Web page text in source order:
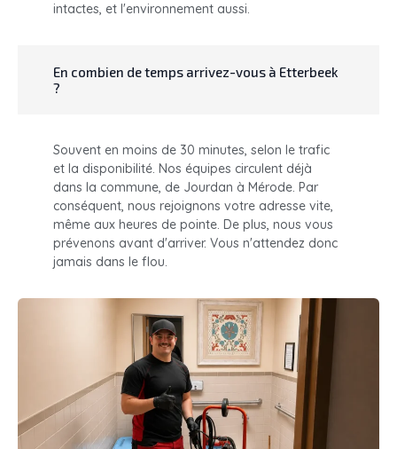
intactes, et l'environnement aussi.
En combien de temps arrivez-vous à Etterbeek
?
Souvent en moins de 30 minutes, selon le trafic
et la disponibilité. Nos équipes circulent déjà
dans la commune, de Jourdan à Mérode. Par
conséquent, nous rejoignons votre adresse vite,
même aux heures de pointe. De plus, nous vous
prévenons avant d'arriver. Vous n'attendez donc
jamais dans le flou.